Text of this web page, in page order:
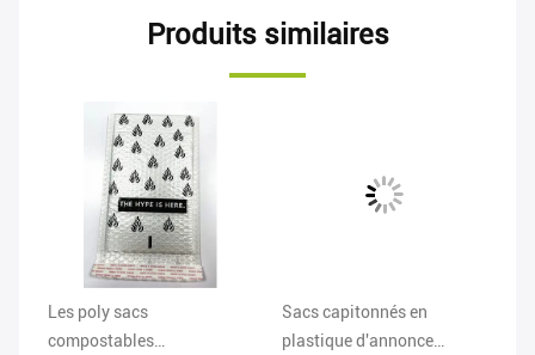
Produits similaires
Les poly sacs
compostables
Sacs capitonnés en
plastique d'annonce